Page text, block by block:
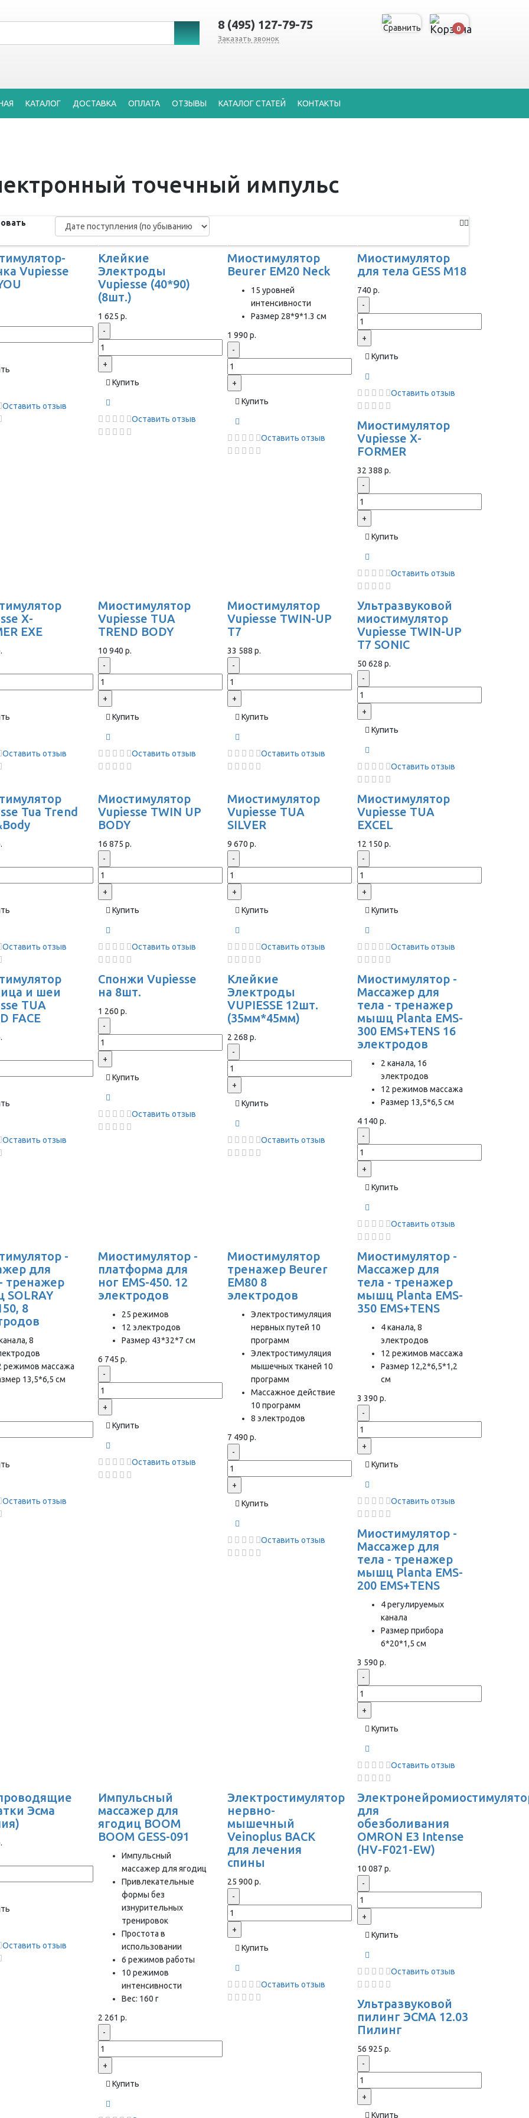
8 (495) 127-79-75
Заказать звонок
0
КАТАЛОГ ДОСТАВКА ОПЛАТА ОТЗЫВЫ КАТАЛОГ СТАТЕЙ КОНТАКТЫ
точечный импульс
Vupiesse
Оставить отзыв
Клейкие
Электроды
Vupiesse (40*90)
(8шт.)
1 625 р.
-
+
Купить
Оставить отзыв
Миостимулятор
Beurer EM20 Neck
15 уровней
интенсивности
Размер 28*9*1.3 cм
1 990 р.
-
+
Купить
Оставить отзыв
Миостимулятор
для тела GESS M18
740 р.
-
+
Купить
Оставить отзыв
Миостимулятор
Vupiesse X-
FORMER
32 388 р.
-
+
Купить
Оставить отзыв
X-
EXE
Оставить отзыв
Миостимулятор
Vupiesse TUA
TREND BODY
10 940 р.
-
+
Купить
Оставить отзыв
Миостимулятор
Vupiesse TWIN-UP
T7
33 588 р.
-
+
Купить
Оставить отзыв
Ультразвуковой
миостимулятор
Vupiesse TWIN-UP
T7 SONIC
50 628 р.
-
+
Купить
Оставить отзыв
Tua Trend
Оставить отзыв
Миостимулятор
Vupiesse TWIN UP
BODY
16 875 р.
-
+
Купить
Оставить отзыв
Миостимулятор
Vupiesse TUA
SILVER
9 670 р.
-
+
Купить
Оставить отзыв
Миостимулятор
Vupiesse TUA
EXCEL
12 150 р.
-
+
Купить
Оставить отзыв
и шеи
TUA
FACE
Оставить отзыв
Спонжи Vupiesse
на 8шт.
1 260 р.
-
+
Купить
Оставить отзыв
Клейкие
Электроды
VUPIESSE 12шт.
(35мм*45мм)
2 268 р.
-
+
Купить
Оставить отзыв
Миостимулятор -
Массажер для
тела - тренажер
мышц Planta EMS-
300 EMS+TENS 16
электродов
2 канала, 16
электродов
12 режимов массажа
Размер 13,5*6,5 см
4 140 р.
-
+
Купить
Оставить отзыв
-
для
тренажер
8
8
режимов массажа
13,5*6,5 см
Оставить отзыв
Миостимулятор -
платформа для
ног EMS-450. 12
электродов
25 режимов
12 электродов
Размер 43*32*7 см
6 745 р.
-
+
Купить
Оставить отзыв
Миостимулятор
тренажер Beurer
EM80 8
электродов
Электростимуляция
нервных путей 10
программ
Электростимуляция
мышечных тканей 10
программ
Массажное действие
10 программ
8 электродов
7 490 р.
-
+
Купить
Оставить отзыв
Миостимулятор -
Массажер для
тела - тренажер
мышц Planta EMS-
350 EMS+TENS
4 канала, 8
электродов
12 режимов массажа
Размер 12,2*6,5*1,2
см
3 390 р.
-
+
Купить
Оставить отзыв
Миостимулятор -
Массажер для
тела - тренажер
мышц Planta EMS-
200 EMS+TENS
4 регулируемых
канала
Размер прибора
6*20*1,5 см
3 590 р.
-
+
Купить
Оставить отзыв
Эсма
Оставить отзыв
Импульсный
массажер для
ягодиц BOOM
BOOM GESS-091
Импульсный
массажер для ягодиц
Привлекательные
формы без
изнурительных
тренировок
Простота в
использовании
6 режимов работы
10 режимов
интенсивности
Вес: 160 г
2 261 р.
-
+
Купить
Электростимулятор
нервно-
мышечный
Veinoplus BACK
для лечения
спины
25 900 р.
-
+
Купить
Оставить отзыв
для
обезболивания
OMRON Е3 Intense
(HV-F021-EW)
10 087 р.
-
+
Купить
Оставить отзыв
Ультразвуковой
пилинг ЭСМА 12.03
Пилинг
56 925 р.
-
+
Купить